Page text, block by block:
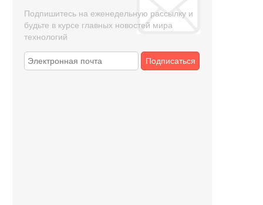
Подпишитесь на еженедельную рассылку и
будьте в курсе главных новостей мира
технологий
Подписаться